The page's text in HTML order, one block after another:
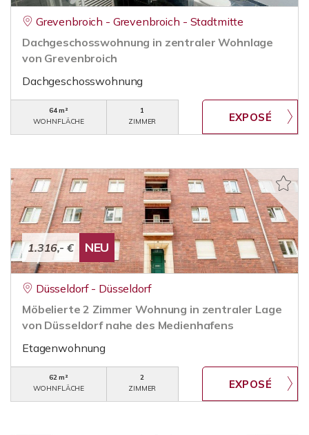
Grevenbroich - Grevenbroich - Stadtmitte
Dachgeschosswohnung in zentraler Wohnlage
von Grevenbroich
Dachgeschosswohnung
64 m²
WOHNFLÄCHE
1
ZIMMER
1.316,- € NEU
Düsseldorf - Düsseldorf
Möbelierte 2 Zimmer Wohnung in zentraler Lage
von Düsseldorf nahe des Medienhafens
Etagenwohnung
62 m²
WOHNFLÄCHE
2
ZIMMER